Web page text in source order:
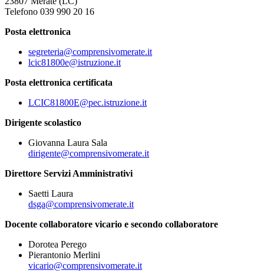
Telefono 039 990 20 16
Posta elettronica
segreteria@comprensivomerate.it
lcic81800e@istruzione.it
Posta elettronica certificata
LCIC81800E@pec.istruzione.it
Dirigente scolastico
Giovanna Laura Sala
dirigente@comprensivomerate.it
Direttore Servizi Amministrativi
Saetti Laura
dsga@comprensivomerate.it
Docente collaboratore vicario e secondo collaboratore
Dorotea Perego
Pierantonio Merlini
vicario@comprensivomerate.it